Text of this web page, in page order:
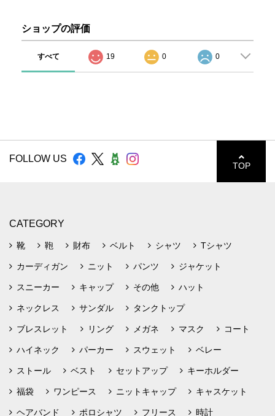
ショップの評価
すべて 19 0 0
FOLLOW US
TOP
CATEGORY
靴 鞄 財布 ベルト シャツ Tシャツ
カーディガン ニット パンツ ジャケット
スニーカー キャップ その他 ハット
ネックレス サンダル タンクトップ
ブレスレット リング メガネ マスク コート
ハイネック パーカー スウェット ベレー
ストール ベスト セットアップ キーホルダー
福袋 ワンピース ニットキャップ キャスケット
ヘアバンド ポロシャツ フリース 時計